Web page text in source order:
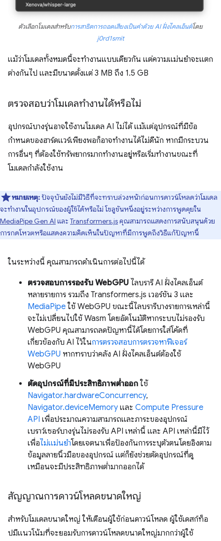
ตัวเลือกโมเดลสําหรับการสาธิตการถอดเสียงเป็นคำด้วย AI ฝั่งไคลเอ็นต์โดย
j0rd1smit
แม้ว่าโมเดลทั้งหมดนี้จะทํางานแบบเดียวกัน แต่ความแม่นยำจะแตก
ต่างกันไป และมีขนาดตั้งแต่ 3 MB ถึง 1.5 GB
ตรวจสอบว่าโมเดลทํางานได้หรือไม่
อุปกรณ์บางรุ่นอาจใช้งานโมเดล AI ไม่ได้ แม้แต่อุปกรณ์ที่มีข้อ
กำหนดของฮาร์ดแวร์เพียงพอก็อาจทำงานได้ไม่ดีนัก หากมีกระบวน
การอื่นๆ ที่ต้องใช้ทรัพยากรมากทำงานอยู่หรือเริ่มทำงานขณะที่
โมเดลกำลังใช้งาน
หมายเหตุ: ปัจจุบันยังไม่มีวิธีที่จะทราบล่วงหน้าก่อนการดาวน์โหลดว่าโมเดล
จะทํางานในอุปกรณ์ของผู้ใช้ได้หรือไม่ โซลูชันหนึ่งอยู่ระหว่างการพูดคุยใน
MediaPipe Gen AI และ Transformers.jsคุณสามารถแสดงการสนับสนุนด้วย
การกดโหวตหรือแสดงความคิดเห็นในปัญหาที่มีการพูดถึงวิธีแก้ปัญหานี้
ในระหว่างนี้ คุณสามารถดำเนินการต่อไปนี้ได้
ตรวจสอบการรองรับ WebGPU ไลบรารี AI ฝั่งไคลเอ็นต์
หลายรายการ รวมถึง Transformers.js เวอร์ชัน 3 และ
MediaPipeใช้ WebGPU ขณะนี้ไลบรารีบางรายการเหล่านี้
จะไม่เปลี่ยนไปใช้ Wasm โดยอัตโนมัติหากระบบไม่รองรับ
WebGPU คุณสามารถลดปัญหานี้ได้โดยการใส่โค้ดที่
เกี่ยวข้องกับ AI ไว้ในการตรวจสอบการตรวจหาฟีเจอร์
WebGPU หากทราบว่าคลัง AI ฝั่งไคลเอ็นต์ต้องใช้
WebGPU
ตัดอุปกรณ์ที่มีประสิทธิภาพต่ำออกใช้
Navigator.hardwareConcurrency,
Navigator.deviceMemory และ Compute Pressure
API เพื่อประมาณความสามารถและภาระของอุปกรณ์
เบราว์เซอร์บางรุ่นไม่รองรับ API เหล่านี้ และ API เหล่านี้มีไว้
เพื่อไม่แม่นยำโดยเจตนาเพื่อป้องกันการระบุตัวตนโดยอิงตาม
ข้อมูลลายนิ้วมือของอุปกรณ์ แต่ก็ยังช่วยตัดอุปกรณ์ที่ดู
เหมือนจะมีประสิทธิภาพต่ำมากออกได้
สัญญาณการดาวน์โหลดขนาดใหญ่
สำหรับโมเดลขนาดใหญ่ ให้เตือนผู้ใช้ก่อนดาวน์โหลด ผู้ใช้เดสก์ท็อ
ปมีแนวโน้มที่จะยอมรับการดาวน์โหลดขนาดใหญ่มากกว่าผู้ใช้